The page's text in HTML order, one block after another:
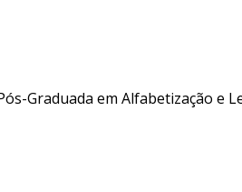
Graduada em Alfabetização e